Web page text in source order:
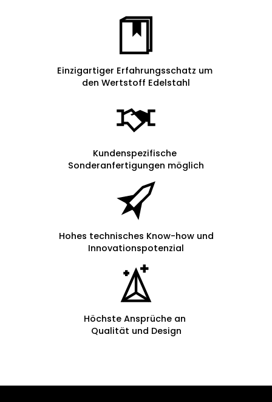
Einzigartiger Erfahrungsschatz um
den Wertstoff Edelstahl
Kundenspezifische
Sonderanfertigungen möglich
Hohes technisches Know-how und
Innovationspotenzial
Höchste Ansprüche an
Qualität und Design